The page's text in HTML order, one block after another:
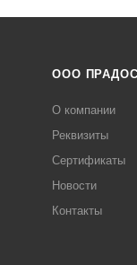
ООО ПРАДОС
О компании
Реквизиты
Сертификаты
Новости
Контакты